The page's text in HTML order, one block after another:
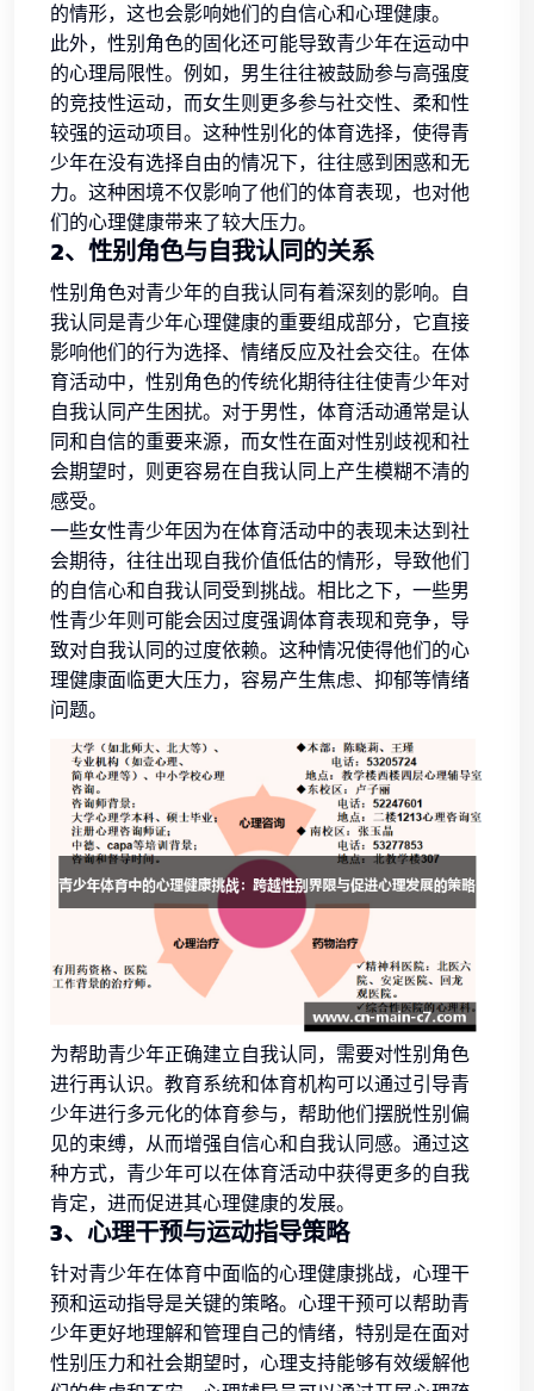
的情形，这也会影响她们的自信心和心理健康。
此外，性别角色的固化还可能导致青少年在运动中
的心理局限性。例如，男生往往被鼓励参与高强度
的竞技性运动，而女生则更多参与社交性、柔和性
较强的运动项目。这种性别化的体育选择，使得青
少年在没有选择自由的情况下，往往感到困惑和无
力。这种困境不仅影响了他们的体育表现，也对他
们的心理健康带来了较大压力。
2、性别角色与自我认同的关系
性别角色对青少年的自我认同有着深刻的影响。自
我认同是青少年心理健康的重要组成部分，它直接
影响他们的行为选择、情绪反应及社会交往。在体
育活动中，性别角色的传统化期待往往使青少年对
自我认同产生困扰。对于男性，体育活动通常是认
同和自信的重要来源，而女性在面对性别歧视和社
会期望时，则更容易在自我认同上产生模糊不清的
感受。
一些女性青少年因为在体育活动中的表现未达到社
会期待，往往出现自我价值低估的情形，导致他们
的自信心和自我认同受到挑战。相比之下，一些男
性青少年则可能会因过度强调体育表现和竞争，导
致对自我认同的过度依赖。这种情况使得他们的心
理健康面临更大压力，容易产生焦虑、抑郁等情绪
问题。
为帮助青少年正确建立自我认同，需要对性别角色
进行再认识。教育系统和体育机构可以通过引导青
少年进行多元化的体育参与，帮助他们摆脱性别偏
见的束缚，从而增强自信心和自我认同感。通过这
种方式，青少年可以在体育活动中获得更多的自我
肯定，进而促进其心理健康的发展。
3、心理干预与运动指导策略
针对青少年在体育中面临的心理健康挑战，心理干
预和运动指导是关键的策略。心理干预可以帮助青
少年更好地理解和管理自己的情绪，特别是在面对
性别压力和社会期望时，心理支持能够有效缓解他